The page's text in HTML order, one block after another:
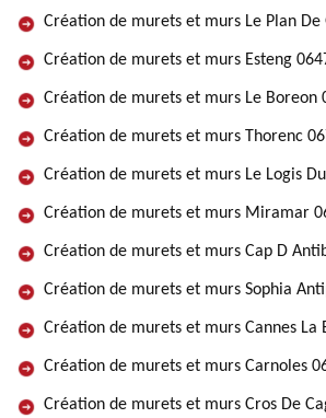
Création de murets et murs Le Plan De
Création de murets et murs Esteng
Création de murets et murs Le Boreon
Création de murets et murs Thorenc
Création de murets et murs Le Logis
Création de murets et murs Miramar
Création de murets et murs Cap D
Création de murets et murs Sophia
Création de murets et murs Cannes La
Création de murets et murs Carnoles
Création de murets et murs Cros De